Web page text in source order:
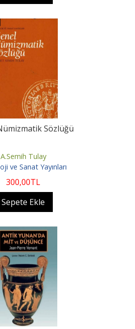
Sözlüğü
A.Semih Tulay
ve Sanat Yayınları
300,00TL
Sepete Ekle